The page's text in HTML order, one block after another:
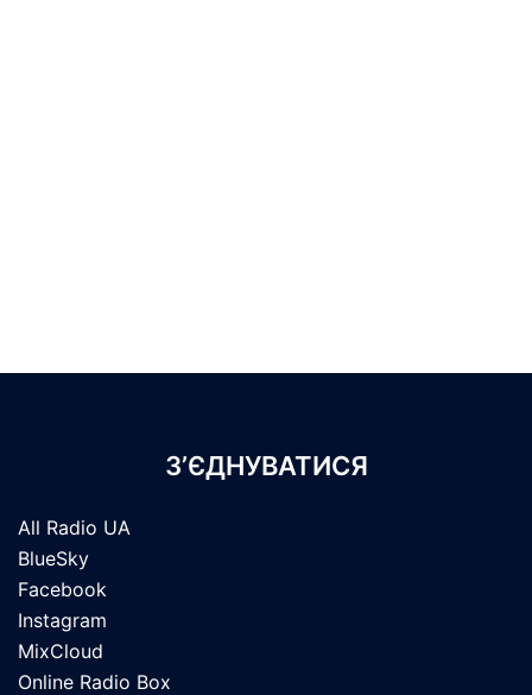
З’ЄДНУВАТИСЯ
All Radio UA
BlueSky
Facebook
Instagram
MixCloud
Online Radio Box